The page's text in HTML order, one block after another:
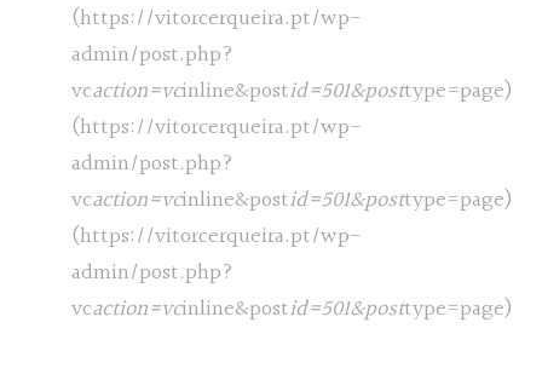
(https://vitorcerqueira.pt/wp-
admin/post.php?
vcaction=vcinline&postid=501&posttype=page)
(https://vitorcerqueira.pt/wp-
admin/post.php?
vcaction=vcinline&postid=501&posttype=page)
(https://vitorcerqueira.pt/wp-
admin/post.php?
vcaction=vcinline&postid=501&posttype=page)